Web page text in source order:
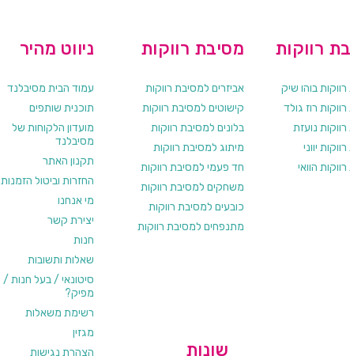
ניווט מהיר
עמוד הבית מסיבלנד
תוכנית שותפים
מועדון הלקוחות של
מסיבלנד
תקנון האתר
החזרות וביטול הזמנות
מי אנחנו
יצירת קשר
חנות
שאלות ותשובות
סיטונאי / בעל חנות /
מפיק?
רשימת משאלות
מגזין
הצהרת נגישות
מסיבת רווקות
אביזרים למסיבת רווקות
קישוטים למסיבת רווקות
בלונים למסיבת רווקות
מיתוג למסיבת רווקות
חד פעמי למסיבת רווקות
משחקים למסיבת רווקות
כובעים למסיבת רווקות
מתנפחים למסיבת רווקות
רווקות
בוהו שיק
רוז גולד
נועזת
יווני
הוואי
שונות